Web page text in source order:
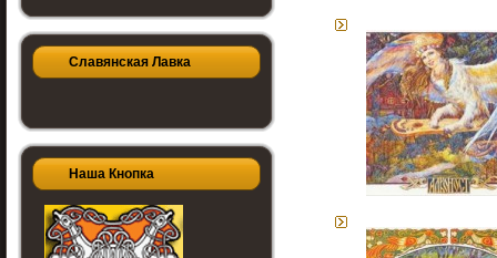
Славянская Лавка
Наша Кнопка